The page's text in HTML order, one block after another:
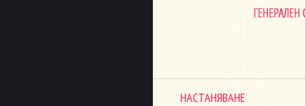
НАСТАНЯВАНЕ